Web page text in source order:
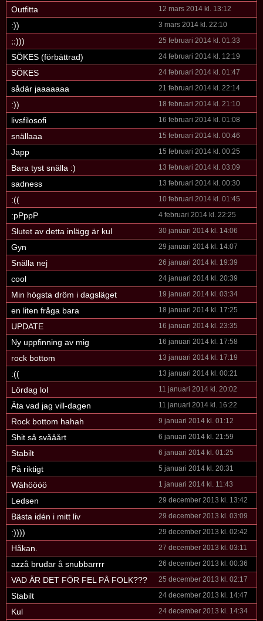
Outfitta 12 mars 2014 kl. 13:12
:)) 3 mars 2014 kl. 22:10
;;))) 25 februari 2014 kl. 01:33
SÖKES (förbättrad) 24 februari 2014 kl. 12:19
SÖKES 24 februari 2014 kl. 01:47
sådär jaaaaaaa 21 februari 2014 kl. 22:14
:)) 18 februari 2014 kl. 21:10
livsfilosofi 16 februari 2014 kl. 01:08
snällaaa 15 februari 2014 kl. 00:46
Japp 15 februari 2014 kl. 00:25
Bara tyst snälla :) 13 februari 2014 kl. 03:09
sadness 13 februari 2014 kl. 00:30
:(( 10 februari 2014 kl. 01:45
:pPppP 4 februari 2014 kl. 22:25
Slutet av detta inlägg är kul 30 januari 2014 kl. 14:06
Gyn 29 januari 2014 kl. 14:07
Snälla nej 26 januari 2014 kl. 19:39
cool 24 januari 2014 kl. 20:39
Min högsta dröm i dagsläget 19 januari 2014 kl. 03:34
en liten fråga bara 18 januari 2014 kl. 17:25
UPDATE 16 januari 2014 kl. 23:35
Ny uppfinning av mig 16 januari 2014 kl. 17:58
rock bottom 13 januari 2014 kl. 17:19
:(( 13 januari 2014 kl. 00:21
Lördag lol 11 januari 2014 kl. 20:02
Äta vad jag vill-dagen 11 januari 2014 kl. 16:22
Rock bottom hahah 9 januari 2014 kl. 01:12
Shit så svååårt 6 januari 2014 kl. 21:59
Stabilt 6 januari 2014 kl. 01:25
På riktigt 5 januari 2014 kl. 20:31
Wähöööö 1 januari 2014 kl. 11:43
Ledsen 29 december 2013 kl. 13:42
Bästa idén i mitt liv 29 december 2013 kl. 03:09
:)))) 29 december 2013 kl. 02:42
Håkan. 27 december 2013 kl. 03:11
azzå brudar å snubbarrrr 26 december 2013 kl. 00:36
VAD ÄR DET FÖR FEL PÅ FOLK??? 25 december 2013 kl. 02:17
Stabilt 24 december 2013 kl. 14:47
Kul 24 december 2013 kl. 14:34